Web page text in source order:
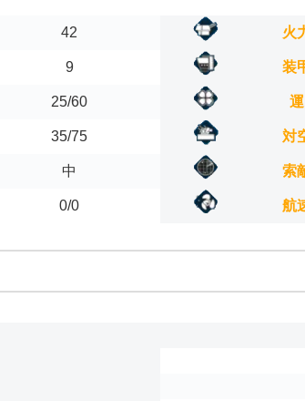
42 火
9 装
25/60 運
35/75 対
中 索
0/0 航